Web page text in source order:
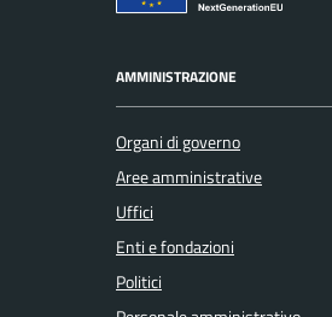
AMMINISTRAZIONE
Organi di governo
Aree amministrative
Uffici
Enti e fondazioni
Politici